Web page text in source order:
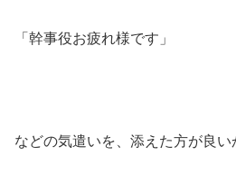
「幹事役お疲れ様です」
などの気遣いを、添えた方が良い